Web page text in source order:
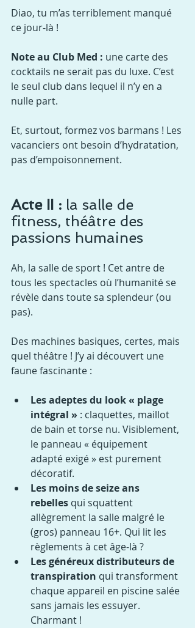
Diao, tu m’as terriblement manqué
ce jour-là !
Note au Club Med : une carte des
cocktails ne serait pas du luxe. C’est
le seul club dans lequel il n’y en a
nulle part.
Et, surtout, formez vos barmans ! Les
vacanciers ont besoin d’hydratation,
pas d’empoisonnement.
Acte II : la salle de
fitness, théâtre des
passions humaines
Ah, la salle de sport ! Cet antre de
tous les spectacles où l’humanité se
révèle dans toute sa splendeur (ou
pas).
Des machines basiques, certes, mais
quel théâtre ! J’y ai découvert une
faune fascinante :
Les adeptes du look « plage
intégral » : claquettes, maillot
de bain et torse nu. Visiblement,
le panneau « équipement
adapté exigé » est purement
décoratif.
Les moins de seize ans
rebelles qui squattent
allègrement la salle malgré le
(gros) panneau 16+. Qui lit les
règlements à cet âge-là ?
Les généreux distributeurs de
transpiration qui transforment
chaque appareil en piscine salée
sans jamais les essuyer.
Charmant !